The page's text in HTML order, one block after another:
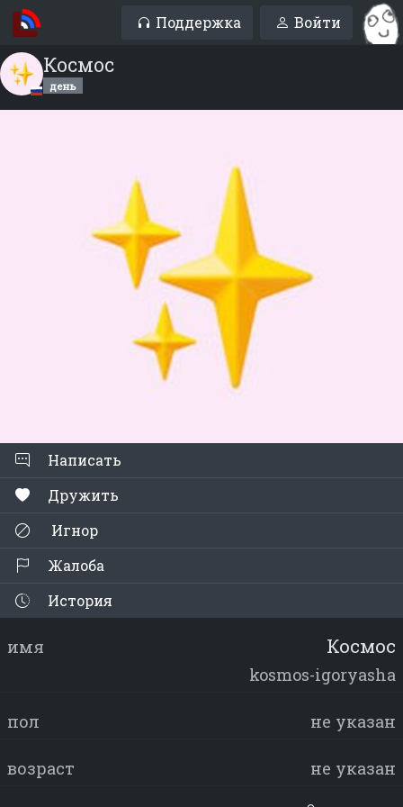
Поддержка Войти
Космос
день
Написать
Дружить
Игнор
Жалоба
История
имя Космос
kosmos-igoryasha
пол не указан
возраст не указан